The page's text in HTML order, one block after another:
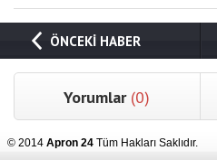
ÖNCEKİ HABER
Yorumlar (0)
© 2014 Apron 24 Tüm Hakları Saklıdır.